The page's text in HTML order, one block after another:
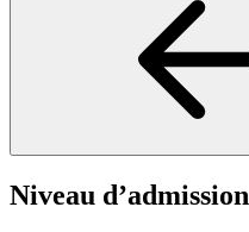
Niveau d’admission